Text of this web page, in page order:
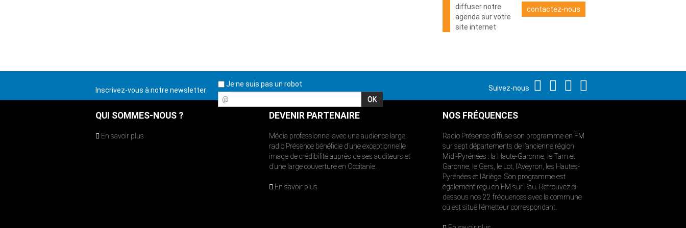
diffuser notre
agenda sur votre
site internet
contactez-nous
Inscrivez-vous à notre newsletter
Je ne suis pas un robot
@
Suivez-nous
QUI SOMMES-NOUS ?
En savoir plus
DEVENIR PARTENAIRE
Média professionnel avec une audience large,
radio Présence bénéficie d’une exceptionnelle
image de crédibilité auprès de ses auditeurs et
d’une large couverture en Occitanie.
En savoir plus
NOS FRÉQUENCES
Radio Présence diffuse son programme en FM
sur sept départements de l’ancienne région
Midi-Pyrénées : la Haute-Garonne, le Tarn et
Garonne, le Gers, le Lot, l’Aveyron, les Hautes-
Pyrénées et l’Ariège. Son programme est
également reçu en FM sur Pau. Retrouvez ci-
dessous nos 22 fréquences avec la commune
où est situé l’émetteur correspondant.